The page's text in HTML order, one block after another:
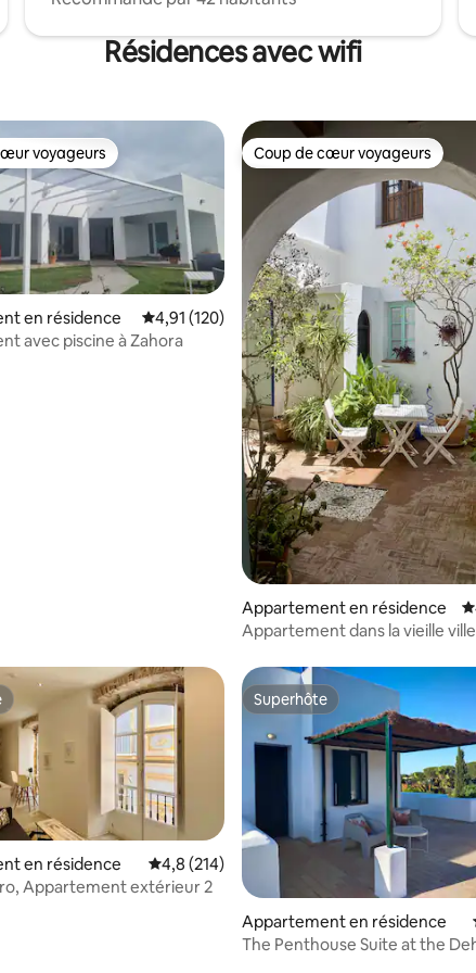
Résidences avec wifi
base de 108 commentaires : 4,79 sur 5
voyageurs
voyageurs
en résidence Évaluation moyenne sur la base de 120
4,91 (120)
avec piscine à Zahora
Coup de cœur voyageurs
Coup de cœur voyageurs
Appartement en résidence
Appartement dans la vieille
en résidence Évaluation moyenne sur la base de 214
4,8 (214)
Appartement extérieur 2
Superhôte
Superhôte
Appartement en résidence
The Penthouse Suite at the